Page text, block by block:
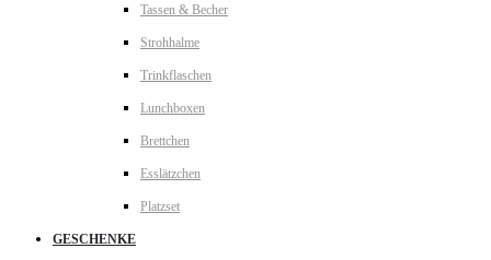
Tassen & Becher
Strohhalme
Trinkflaschen
Lunchboxen
Brettchen
Esslätzchen
Platzset
GESCHENKE